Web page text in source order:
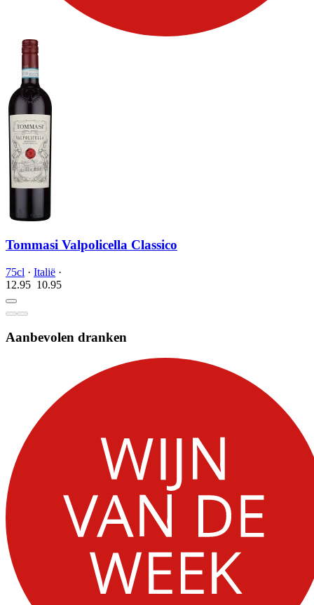
Tommasi Valpolicella Classico
75cl · Italië ·
12.95 10.95
Aanbevolen dranken